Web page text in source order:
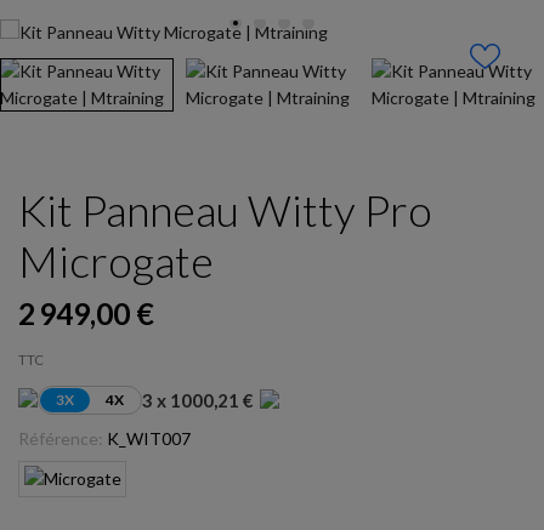
Kit Panneau Witty Pro
Microgate
2 949,00 €
TTC
3X 4X 3 x 1000,21 €
Référence: K_WIT007